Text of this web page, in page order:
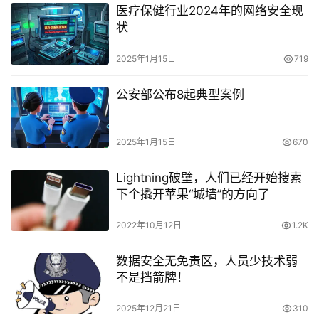
医疗保健行业2024年的网络安全现
状
2025年1月15日 719
公安部公布8起典型案例
2025年1月15日 670
Lightning破壁，人们已经开始搜索
下个撬开苹果“城墙”的方向了
2022年10月12日 1.2K
数据安全无免责区，人员少技术弱
不是挡箭牌！
2025年12月21日 310